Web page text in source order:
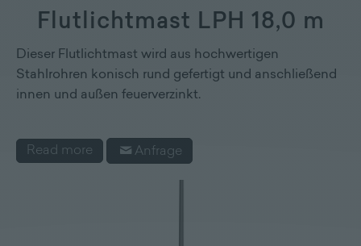
Flutlichtmast LPH 18,0 m
Dieser Flutlichtmast wird aus hochwertigen
Stahlrohren konisch rund gefertigt und anschließend
innen und außen feuerverzinkt.
Read more Anfrage